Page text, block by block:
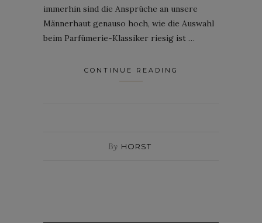
immerhin sind die Ansprüche an unsere
Männerhaut genauso hoch, wie die Auswahl
beim Parfümerie-Klassiker riesig ist …
CONTINUE READING
By HORST